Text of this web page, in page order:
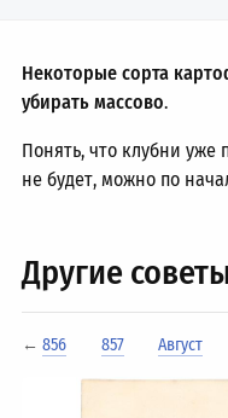
Некоторые сорта
убирать массово.
Понять, что клубни уже
не будет, можно по
Другие
←856 857 Август